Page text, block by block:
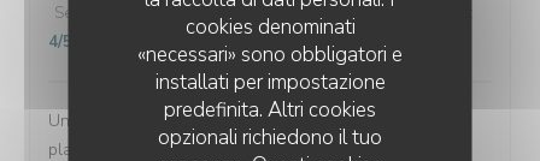
cookies denominati
«necessari» sono obbligatori e
installati per impostazione
predefinita. Altri cookies
opzionali richiedono il tuo
Servizio Atmosfera: 4/5 Cucina : 5/5 Qualità / Prezzo
4/5
Une vue sur la Baie ...à marée presque haute ...top. Un
plateau de Fruits de Mer vraiment très bien et un bon